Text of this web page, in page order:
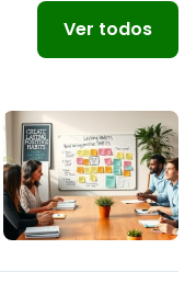
Ver todos